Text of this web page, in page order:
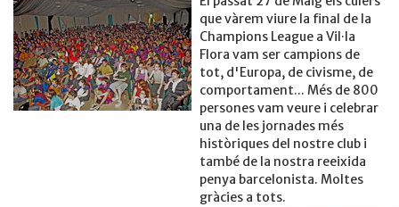
que vàrem viure la final de la
Champions League a Vil·la
Flora vam ser campions de
tot, d'Europa, de civisme, de
comportament... Més de 800
persones vam veure i celebrar
una de les jornades més
històriques del nostre club i
també de la nostra reeixida
penya barcelonista. Moltes
gràcies a tots.